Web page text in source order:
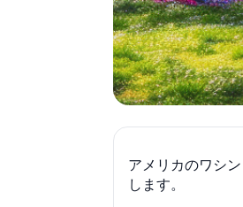
アメリカのワシ
します。